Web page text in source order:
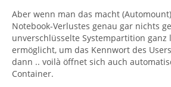
Aber wenn man das macht
Notebook-Verlustes genau gar nichts
unverschlüsselte Systempartition ganz
ermöglicht, um das Kennwort des
dann .. voilà öffnet sich auch
Container.